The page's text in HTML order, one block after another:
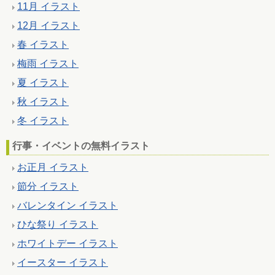
11月 イラスト
12月 イラスト
春 イラスト
梅雨 イラスト
夏 イラスト
秋 イラスト
冬 イラスト
行事・イベントの無料イラスト
お正月 イラスト
節分 イラスト
バレンタイン イラスト
ひな祭り イラスト
ホワイトデー イラスト
イースター イラスト